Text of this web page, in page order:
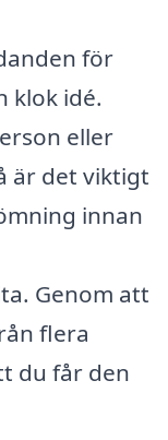
för
klok idé.
eller
är det viktigt
innan
Genom att
flera
du får den